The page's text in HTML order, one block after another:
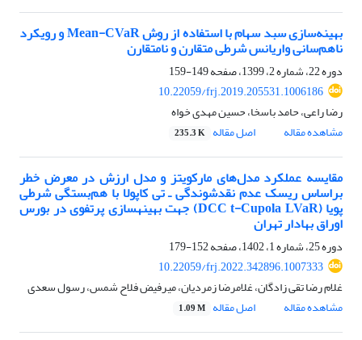
بهینه‌سازی سبد سهام با استفاده از روش Mean-CVaR و رویکرد
ناهم‌سانی واریانس شرطی متقارن و نامتقارن
دوره 22، شماره 2، 1399، صفحه
149-159
10.22059/frj.2019.205531.1006186
رضا راعی، حامد باسخا، حسین مهدی خواه
مشاهده مقاله
اصل مقاله 235.3 K
مقایسه عملکرد مدل‌های مارکویتز و مدل ارزش در معرض خطر
براساس ریسک عدم نقدشوندگی ـ تی کاپولا با هم‌بستگی شرطی
پویا (DCC t-Cupola LVaR) جهت بهینه‏سازی پرتفوی در بورس
اوراق بهادار تهران
دوره 25، شماره 1، 1402، صفحه
152-179
10.22059/frj.2022.342896.1007333
غلام رضا تقی زادگان، غلامرضا زمردیان، میرفیض فلاح شمس، رسول سعدی
مشاهده مقاله
اصل مقاله 1.09 M